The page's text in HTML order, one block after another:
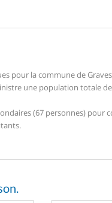
pour la commune de
une population totale
(67 personnes)